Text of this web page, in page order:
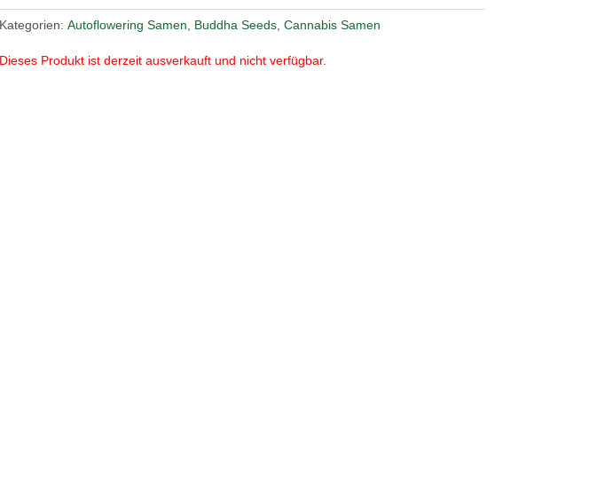
Kategorien:Autoflowering Samen, Buddha Seeds,Cannabis Samen
Dieses Produkt ist derzeit ausverkauft und nicht verfügbar.